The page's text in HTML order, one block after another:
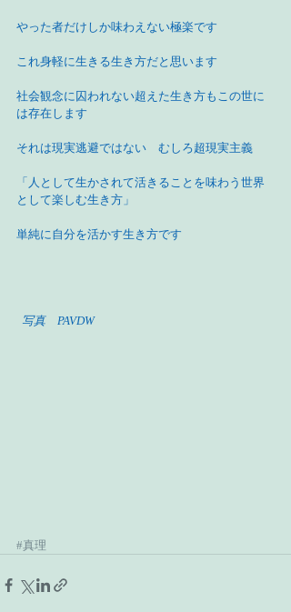
やった者だけしか味わえない極楽です
これ身軽に生きる生き方だと思います
社会観念に囚われない超えた生き方もこの世に
は存在します
それは現実逃避ではない　むしろ超現実主義
「人として生かされて活きることを味わう世界
として楽しむ生き方」
単純に自分を活かす生き方です
写真　PAVDW
#真理